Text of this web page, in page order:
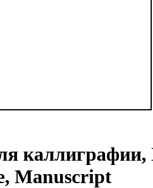
каллиграфии,
Manuscript